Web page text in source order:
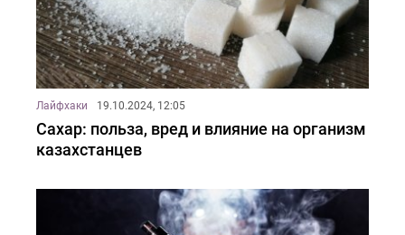
Лайфхаки 19.10.2024, 12:05
Сахар: польза, вред и влияние на организм
казахстанцев